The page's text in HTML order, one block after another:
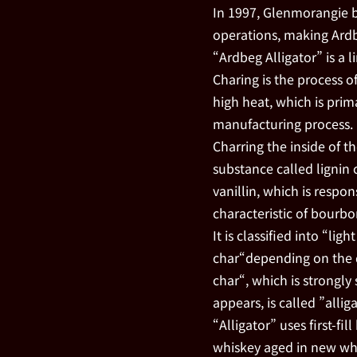
In 1997,
operations, making
“Ardbeg Alligator” is a
Charing is the process
high heat, which is
manufacturing process.
Charring the inside of
substance called
vanillin, which is
characteristic of
It is classified into
char“depending on the
char“, which is
appears, is called
“Alligator” uses first-
whiskey aged in new